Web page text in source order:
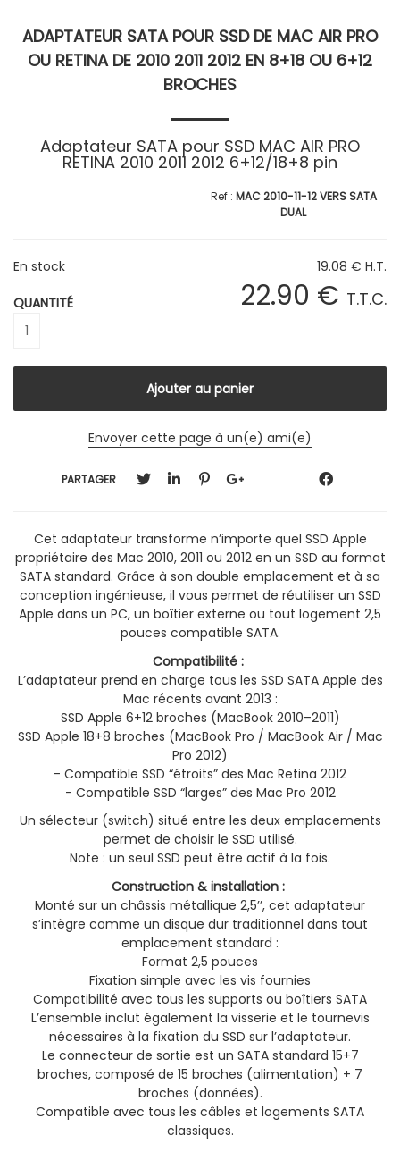
ADAPTATEUR SATA POUR SSD DE MAC AIR PRO
OU RETINA DE 2010 2011 2012 EN 8+18 OU 6+12
BROCHES
Adaptateur SATA pour SSD MAC AIR PRO
RETINA 2010 2011 2012 6+12/18+8 pin
MAC 2010-11-12 VERS SATA
DUAL
19.08 € H.T.
22.90 € T.T.C.
En stock
QUANTITÉ
Envoyer cette page à un(e) ami(e)
PARTAGER
Cet adaptateur transforme n’importe quel SSD Apple
propriétaire des Mac 2010, 2011 ou 2012 en un SSD au format
SATA standard. Grâce à son double emplacement et à sa
conception ingénieuse, il vous permet de réutiliser un SSD
Apple dans un PC, un boîtier externe ou tout logement 2,5
pouces compatible SATA.
Compatibilité :
L’adaptateur prend en charge tous les SSD SATA Apple des
Mac récents avant 2013 :
SSD Apple 6+12 broches (MacBook 2010–2011)
SSD Apple 18+8 broches (MacBook Pro / MacBook Air / Mac
Pro 2012)
- Compatible SSD “étroits” des Mac Retina 2012
- Compatible SSD “larges” des Mac Pro 2012
Un sélecteur (switch) situé entre les deux emplacements
permet de choisir le SSD utilisé.
Note : un seul SSD peut être actif à la fois.
Construction & installation :
Monté sur un châssis métallique 2,5’’, cet adaptateur
s’intègre comme un disque dur traditionnel dans tout
emplacement standard :
Format 2,5 pouces
Fixation simple avec les vis fournies
Compatibilité avec tous les supports ou boîtiers SATA
L’ensemble inclut également la visserie et le tournevis
nécessaires à la fixation du SSD sur l’adaptateur.
Le connecteur de sortie est un SATA standard 15+7
broches, composé de 15 broches (alimentation) + 7
broches (données).
Compatible avec tous les câbles et logements SATA
classiques.